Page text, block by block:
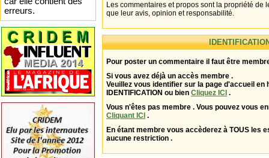
Les commentaires et propos sont la propriété de
que leur avis, opinion et responsabilité.
Pour poster un commentaire il faut être
Si vous avez déjà un accès membre .
Veuillez vous identifier sur la page d'accueil en
IDENTIFICATION ou bien Cliquez ICI .
Vous n'êtes pas membre . Vous pouvez vous
Cliquant ICI .
En étant membre vous accèderez à TOUS les
aucune restriction .